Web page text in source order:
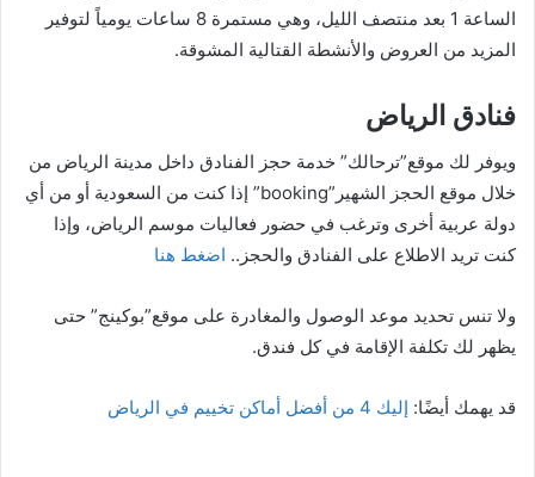
الساعة 1 بعد منتصف الليل، وهي مستمرة 8 ساعات يومياً لتوفير
المزيد من العروض والأنشطة القتالية المشوقة.
فنادق الرياض
ويوفر لك موقع”ترحالك” خدمة حجز الفنادق داخل مدينة الرياض من
خلال موقع الحجز الشهير”booking” إذا كنت من السعودية أو من أي
دولة عربية أخرى وترغب في حضور فعاليات موسم الرياض، وإذا
كنت تريد الاطلاع على الفنادق والحجز.. اضغط هنا
ولا تنس تحديد موعد الوصول والمغادرة على موقع”بوكينج” حتى
يظهر لك تكلفة الإقامة في كل فندق.
قد يهمك أيضًا: إليك 4 من أفضل أماكن تخييم في الرياض